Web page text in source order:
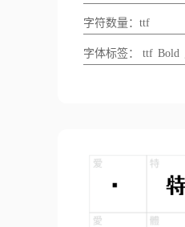
字符数量：ttf
字体标签： ttf Bold